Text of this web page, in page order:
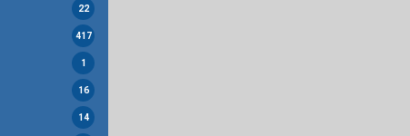
22
417
1
16
14